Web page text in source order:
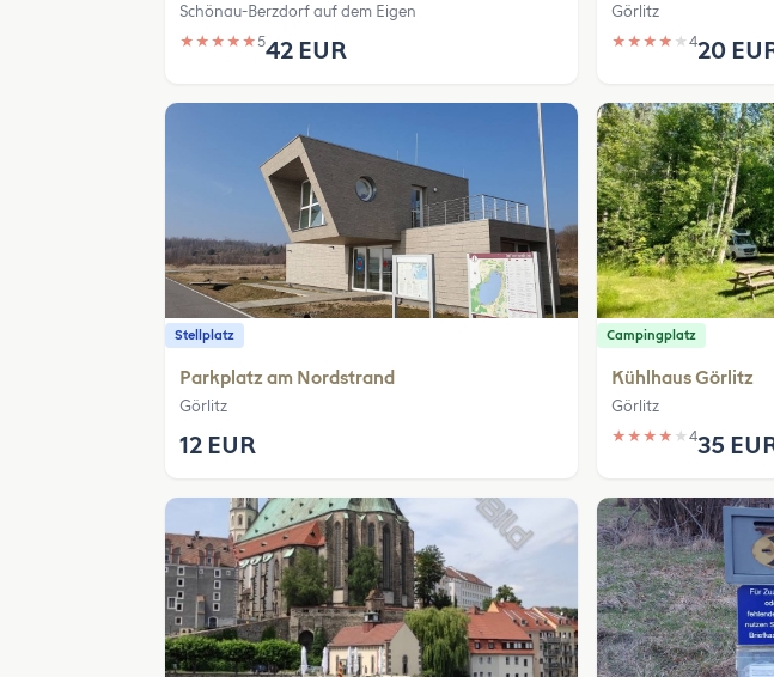
Schönau-Berzdorf auf dem Eigen
★ ★ ★ ★ ★542 EUR
Görlitz
★ ★ ★ ★ ★420
Stellplatz
Parkplatz am Nordstrand
Görlitz
12 EUR
Campingplatz
Kühlhaus Görlitz
Görlitz
★ ★ ★ ★ ★435